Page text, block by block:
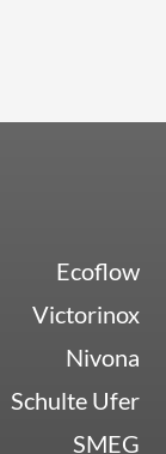
Ecoflow
Victorinox
Nivona
Schulte Ufer
SMEG